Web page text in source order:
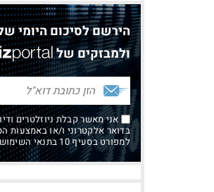
הירשם לסיכום היומי
ולמבזקים של
אני מאשר קבלת ניוזלטרים
בדואר אלקטרוני ו/או באמצעות
למפורט בסעיף 10 בתנאי השימוש